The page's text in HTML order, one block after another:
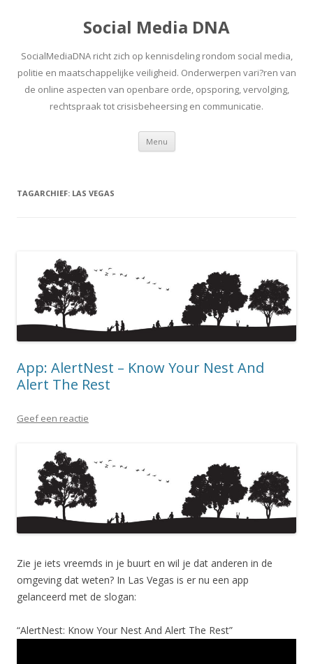
Social Media DNA
SocialMediaDNA richt zich op kennisdeling rondom social media,
politie en maatschappelijke veiligheid. Onderwerpen vari?ren van
de online aspecten van openbare orde, opsporing, vervolging,
rechtspraak tot crisisbeheersing en communicatie.
Menu Spring
inhoud
TAGARCHIEF: LAS VEGAS
App: AlertNest – Know Your Nest And
Alert The Rest
Geef een reactie
Zie je iets vreemds in je buurt en wil je dat anderen in de
omgeving dat weten? In Las Vegas is er nu een app
gelanceerd met de slogan:
“AlertNest: Know Your Nest And Alert The Rest”